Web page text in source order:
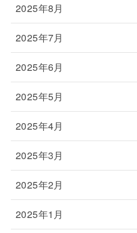
2025年8月
2025年7月
2025年6月
2025年5月
2025年4月
2025年3月
2025年2月
2025年1月